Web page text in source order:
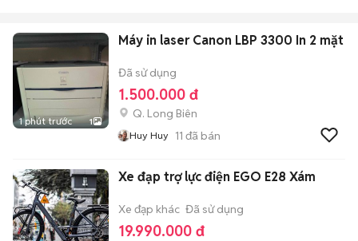
1 phút trước 1
Máy in laser Canon LBP 3300 In 2 mặt
Đã sử dụng
1.500.000 đ
Q. Long Biên
Huy Huy 11 đã bán
Xe đạp trợ lực điện EGO E28 Xám
Xe đạp khác Đã sử dụng
19.990.000 đ